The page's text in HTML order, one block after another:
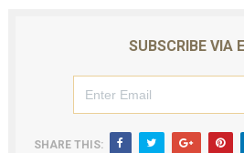
SUBSCRIBE VIA
SHARE THIS: